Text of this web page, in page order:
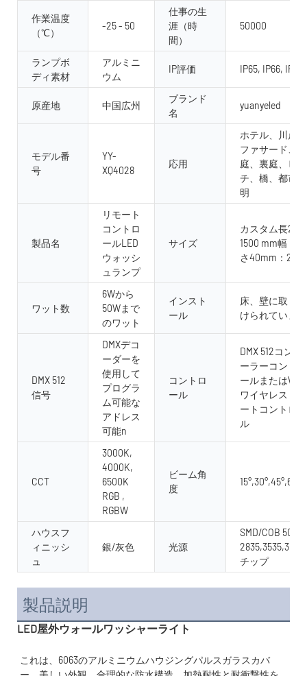
作業温度
（℃）
-25 - 50
仕事の生
涯（時
間）
50000
ランプボ
ディ素材
アルミニ
ウム
IP評価 IP65, IP66, IP67
原産地 中国広州
ブランド
名
yuanyeled
モデル番
号
YY-
XQ4028
応用
ホテル、川岸、
ファサード、
庭、裏庭、ビー
チ、橋、都市照
明
製品名
リモート
コントロ
ールLED
ウォッシ
ュランプ
サイズ
カスタム長250-
1500 mm幅：高
さ40mm：
ワット数
6Wから
50Wまで
のワット
インスト
ール
床、壁に取り付
けられています
DMX 512
信号
DMXデコ
ーダーを
使用して
プログラ
ム可能な
アドレス
可能n
コントロ
ール
DMX 512コント
ーラーコントロ
ールまたは
ワイヤレスリモ
ートコントロー
ル
CCT
3000K,
4000K,
6500K
RGB ,
RGBW
ビーム角
度
ハウスフ
ィニッシ
ュ
銀/灰色 光源
SMD/COB 5050
2835,3535,3030
チップ
製品説明
LED屋外ウォールワッシャーライト
これは、6063のアルミニウムハウジングパルスガラスカバ